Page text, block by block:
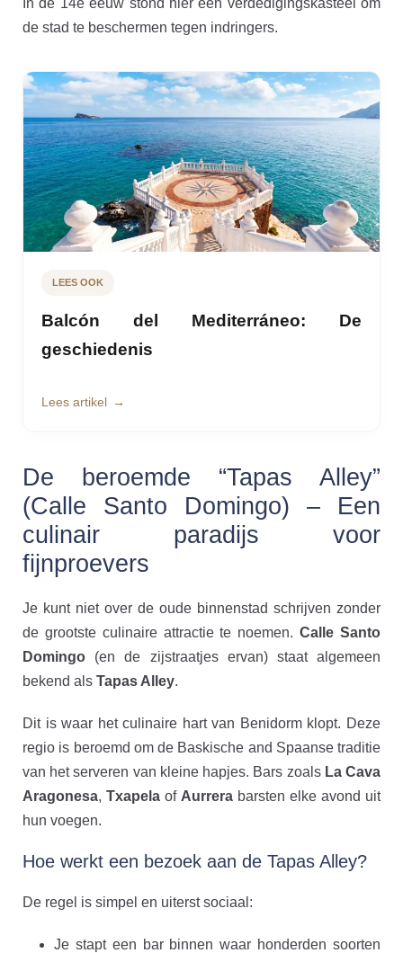
In de 14e eeuw stond hier een verdedigingskasteel om
de stad te beschermen tegen indringers.
LEES OOK
Balcón del Mediterráneo: De
geschiedenis
Lees artikel
De beroemde “Tapas Alley”
(Calle Santo Domingo) – Een
culinair paradijs voor
fijnproevers
Je kunt niet over de oude binnenstad schrijven zonder
de grootste culinaire attractie te noemen.Calle Santo
Domingo (en de zijstraatjes ervan) staat algemeen
bekend als Tapas Alley.
Dit is waar het culinaire hart van Benidorm klopt. Deze
regio is beroemd om de Baskische and Spaanse traditie
van het serveren van kleine hapjes. Bars zoals La Cava
Aragonesa, Txapela of Aurrera barsten elke avond uit
hun voegen.
Hoe werkt een bezoek aan de Tapas Alley?
De regel is simpel en uiterst sociaal:
Je stapt een bar binnen waar honderden soorten